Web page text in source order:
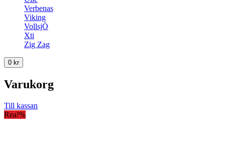
Verbenas
Viking
VollsjÖ
Xti
Zig Zag
0 kr
Varukorg
Till kassan
Rea!%